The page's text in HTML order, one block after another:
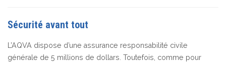
Sécurité avant tout
L’AQVA dispose d’une assurance responsabilité civile
générale de 5 millions de dollars. Toutefois, comme pour